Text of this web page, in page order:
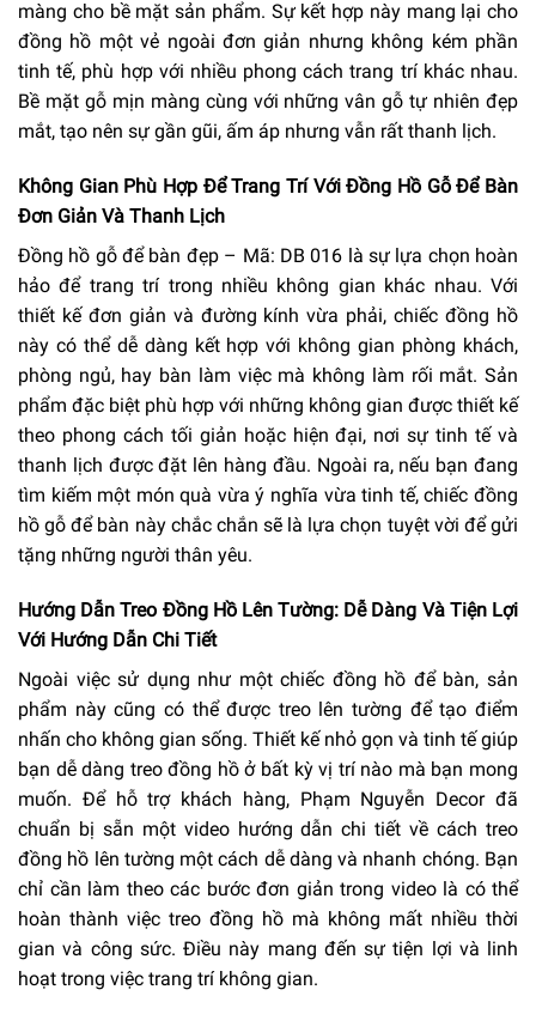
màng cho bề mặt sản phẩm. Sự kết hợp này mang lại cho
đồng hồ một vẻ ngoài đơn giản nhưng không kém phần
tinh tế, phù hợp với nhiều phong cách trang trí khác nhau.
Bề mặt gỗ mịn màng cùng với những vân gỗ tự nhiên đẹp
mắt, tạo nên sự gần gũi, ấm áp nhưng vẫn rất thanh lịch.
Không Gian Phù Hợp Để Trang Trí Với Đồng Hồ Gỗ Để Bàn
Đơn Giản Và Thanh Lịch
Đồng hồ gỗ để bàn đẹp – Mã: DB 016 là sự lựa chọn hoàn
hảo để trang trí trong nhiều không gian khác nhau. Với
thiết kế đơn giản và đường kính vừa phải, chiếc đồng hồ
này có thể dễ dàng kết hợp với không gian phòng khách,
phòng ngủ, hay bàn làm việc mà không làm rối mắt. Sản
phẩm đặc biệt phù hợp với những không gian được thiết kế
theo phong cách tối giản hoặc hiện đại, nơi sự tinh tế và
thanh lịch được đặt lên hàng đầu. Ngoài ra, nếu bạn đang
tìm kiếm một món quà vừa ý nghĩa vừa tinh tế, chiếc đồng
hồ gỗ để bàn này chắc chắn sẽ là lựa chọn tuyệt vời để gửi
tặng những người thân yêu.
Hướng Dẫn Treo Đồng Hồ Lên Tường: Dễ Dàng Và Tiện Lợi
Với Hướng Dẫn Chi Tiết
Ngoài việc sử dụng như một chiếc đồng hồ để bàn, sản
phẩm này cũng có thể được treo lên tường để tạo điểm
nhấn cho không gian sống. Thiết kế nhỏ gọn và tinh tế giúp
bạn dễ dàng treo đồng hồ ở bất kỳ vị trí nào mà bạn mong
muốn. Để hỗ trợ khách hàng, Phạm Nguyễn Decor đã
chuẩn bị sẵn một video hướng dẫn chi tiết về cách treo
đồng hồ lên tường một cách dễ dàng và nhanh chóng. Bạn
chỉ cần làm theo các bước đơn giản trong video là có thể
hoàn thành việc treo đồng hồ mà không mất nhiều thời
gian và công sức. Điều này mang đến sự tiện lợi và linh
hoạt trong việc trang trí không gian.